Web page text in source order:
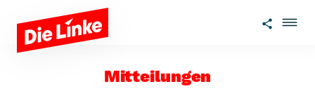
Zum Hauptinhalt springen
Mitteilungen